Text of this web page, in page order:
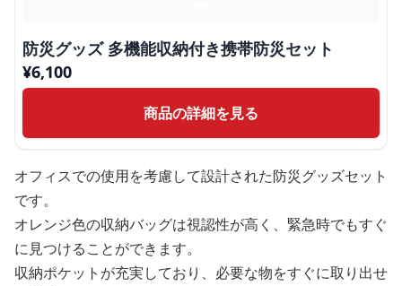
防災グッズ 多機能収納付き携帯防災セット
¥6,100
商品の詳細を見る
オフィスでの使用を考慮して設計された防災グッズセット
です。
オレンジ色の収納バッグは視認性が高く、緊急時でもすぐ
に見つけることができます。
収納ポケットが充実しており、必要な物をすぐに取り出せ